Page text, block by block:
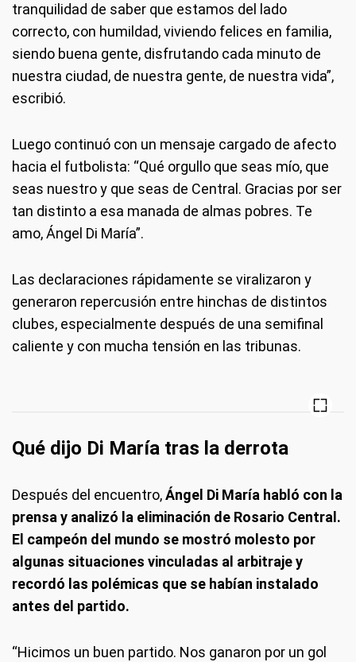
tranquilidad de saber que estamos del lado
correcto, con humildad, viviendo felices en familia,
siendo buena gente, disfrutando cada minuto de
nuestra ciudad, de nuestra gente, de nuestra vida”,
escribió.
Luego continuó con un mensaje cargado de afecto
hacia el futbolista: “Qué orgullo que seas mío, que
seas nuestro y que seas de Central. Gracias por ser
tan distinto a esa manada de almas pobres. Te
amo, Ángel Di María”.
Las declaraciones rápidamente se viralizaron y
generaron repercusión entre hinchas de distintos
clubes, especialmente después de una semifinal
caliente y con mucha tensión en las tribunas.
Qué dijo Di María tras la derrota
Después del encuentro,Ángel Di María habló con la
prensa y analizó la eliminación de Rosario Central.
El campeón del mundo se mostró molesto por
algunas situaciones vinculadas al arbitraje y
recordó las polémicas que se habían instalado
antes del partido.
“Hicimos un buen partido. Nos ganaron por un gol